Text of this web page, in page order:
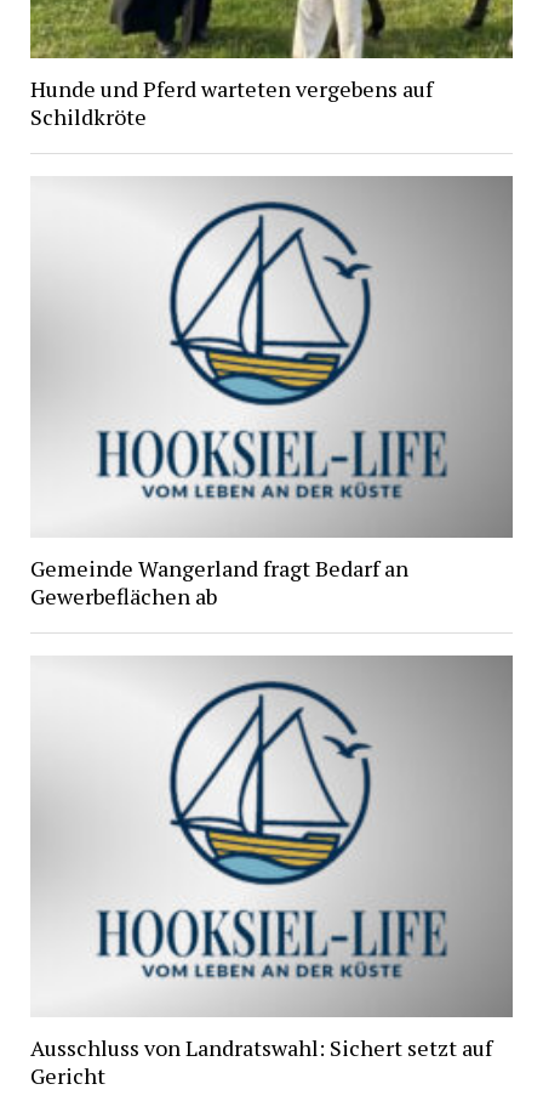
Hunde und Pferd warteten vergebens auf
Schildkröte
Gemeinde Wangerland fragt Bedarf an
Gewerbeflächen ab
Ausschluss von Landratswahl: Sichert setzt auf
Gericht